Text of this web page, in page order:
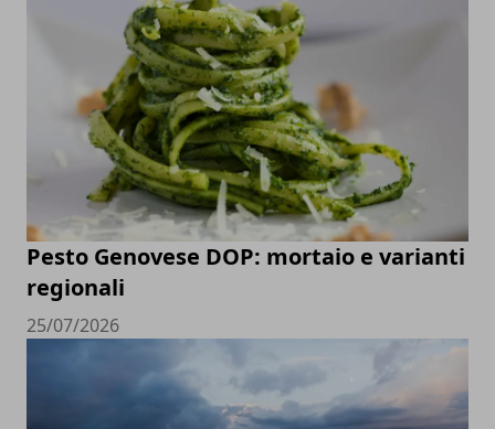
Pesto Genovese DOP: mortaio e varianti
regionali
25/07/2026